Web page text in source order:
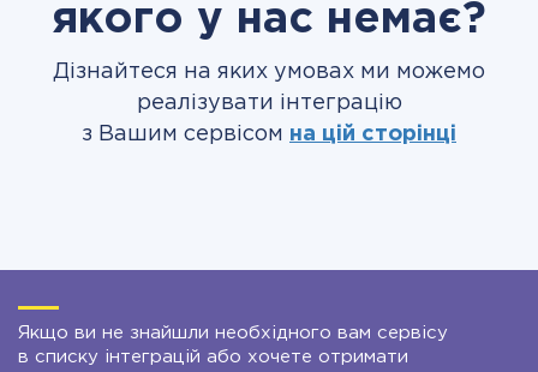
якого у нас немає?
Дізнайтеся на яких умовах ми можемо
реалізувати інтеграцію
з Вашим сервісом на цій сторінці
Якщо ви не знайшли необхідного вам сервісу
в списку інтеграцій або хочете отримати